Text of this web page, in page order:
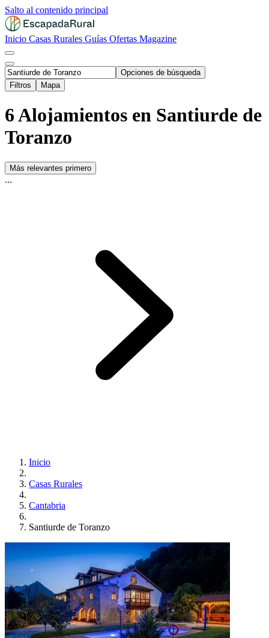
Salto al contenido principal
Inicio Casas Rurales Guías Ofertas Magazine
Opciones de búsqueda
Filtros
Mapa
6 Alojamientos en Santiurde de
Toranzo
Más relevantes primero
...
Inicio
Casas Rurales
Cantabria
Santiurde de Toranzo